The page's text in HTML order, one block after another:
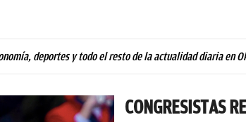
deportes y todo el resto de la actualidad diaria en
CONGRESISTAS